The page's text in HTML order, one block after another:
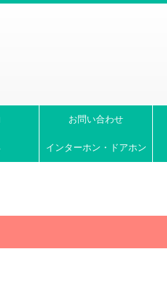
お問い合わせ
インターホン・ドアホン